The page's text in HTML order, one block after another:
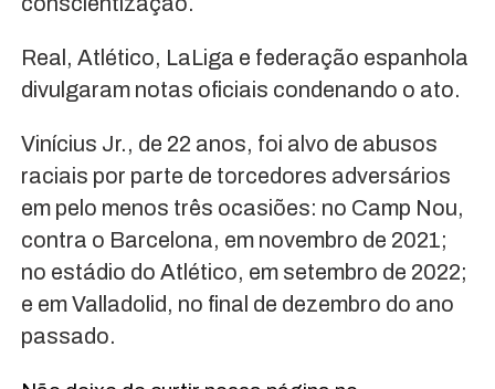
Real, Atlético, LaLiga e federação espanhola
divulgaram notas oficiais condenando o ato.
Vinícius Jr., de 22 anos, foi alvo de abusos
raciais por parte de torcedores adversários
em pelo menos três ocasiões: no Camp Nou,
contra o Barcelona, em novembro de 2021;
no estádio do Atlético, em setembro de 2022;
e em Valladolid, no final de dezembro do ano
passado.